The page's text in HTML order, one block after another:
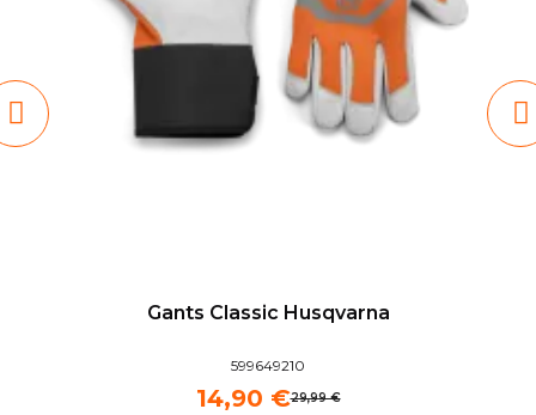
Gants Classic Husqvarna
599649210
29,99 €
14,90 €